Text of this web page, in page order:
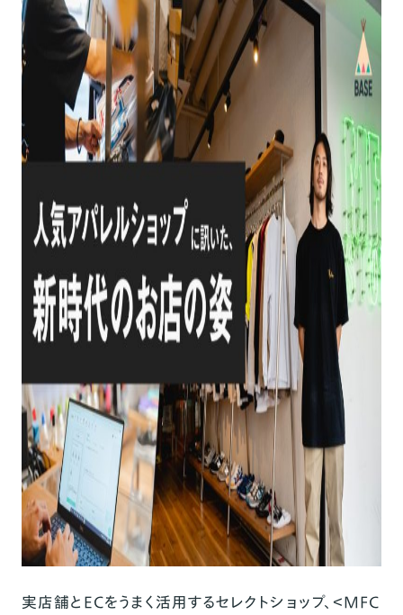
実店舗とECをうまく活用するセレクトショップ、＜MFC